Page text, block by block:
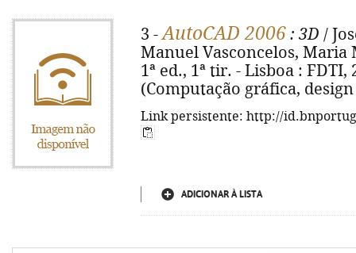
3 -AutoCAD 2006 : 3D /
Manuel Vasconcelos, Maria
1ª ed., 1ª tir. - Lisboa : FDTI,
(Computação gráfica,
Link persistente: http://
ADICIONAR À LISTA